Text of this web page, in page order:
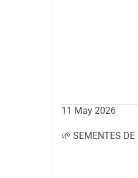
11 May 2026
🌱 SEMENTES